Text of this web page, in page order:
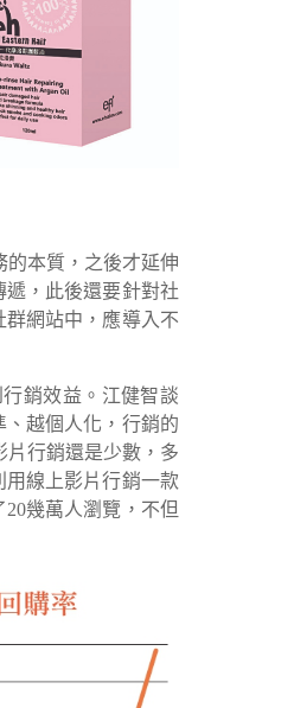
的本質，之後才延伸
，此後還要針對社
網站中，應導入不
銷效益。江健智談
越個人化，行銷的
片行銷還是少數，多
線上影片行銷一款
幾萬人瀏覽，不但